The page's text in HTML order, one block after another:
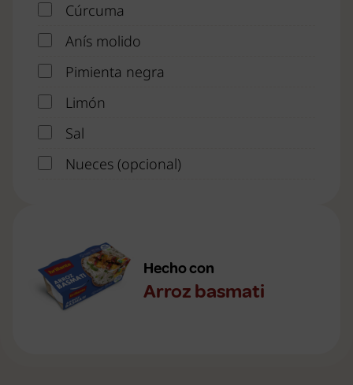
Cúrcuma
Anís molido
Pimienta negra
Limón
Sal
Nueces (opcional)
Hecho con
Arroz basmati